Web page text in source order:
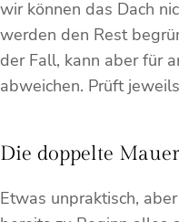
wir können das Dach
werden den Rest
der Fall, kann aber für
abweichen. Prüft
Die doppelte Mauer
Etwas unpraktisch,